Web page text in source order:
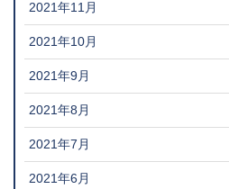
2021年11月
2021年10月
2021年9月
2021年8月
2021年7月
2021年6月